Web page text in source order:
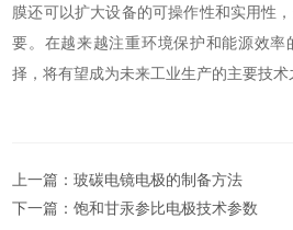
膜还可以扩大设备的可操作性和实用性
要。在越来越注重环境保护和能源效
择，将有望成为未来工业生产的主要技术
上一篇：玻碳电镜电极的制备方法
下一篇：饱和甘汞参比电极技术参数